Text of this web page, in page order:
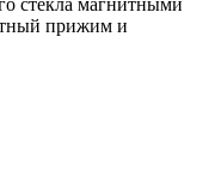
стекла магнитными
прижим и